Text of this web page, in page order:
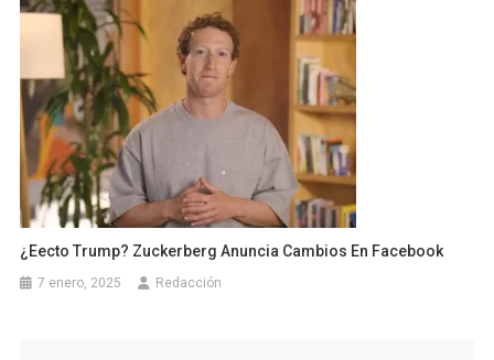
¿Eecto Trump? Zuckerberg Anuncia Cambios En Facebook
7 enero, 2025 Redacción